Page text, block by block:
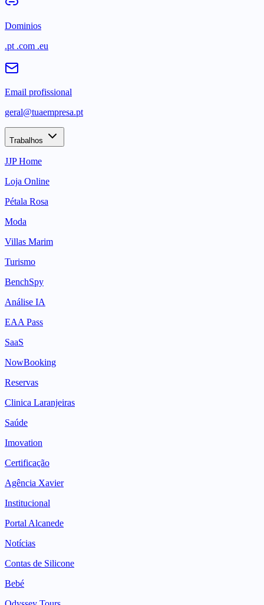
Dominios
.pt .com .eu
Email profissional
geral@tuaempresa.pt
Trabalhos
JJP Home
Loja Online
Pétala Rosa
Moda
Villas Marim
Turismo
BenchSpy
Análise IA
EAA Pass
SaaS
NowBooking
Reservas
Clinica Laranjeiras
Saúde
Imovation
Certificação
Agência Xavier
Institucional
Portal Alcanede
Notícias
Contas de Silicone
Bebé